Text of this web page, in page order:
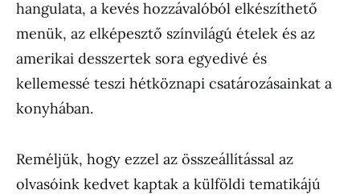
hangulata, a kevés hozzávalóból elkészíthető
menük, az elképesztő színvilágú ételek és az
amerikai desszertek sora egyedivé és
kellemessé teszi hétköznapi csatározásainkat a
konyhában.
Reméljük, hogy ezzel az összeállítással az
olvasóink kedvet kaptak a külföldi tematikájú